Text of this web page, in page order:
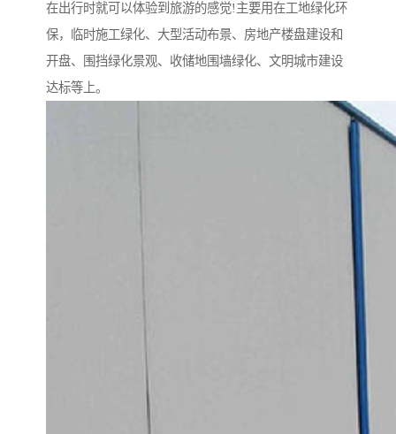
在出行时就可以体验到旅游的感觉!主要用在工地绿化环
保，临时施工绿化、大型活动布景、房地产楼盘建设和
开盘、围挡绿化景观、收储地围墙绿化、文明城市建设
达标等上。